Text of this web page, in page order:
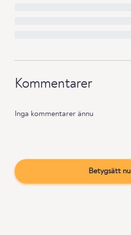
Kommentarer
Inga kommentarer ännu
Betygsätt nu